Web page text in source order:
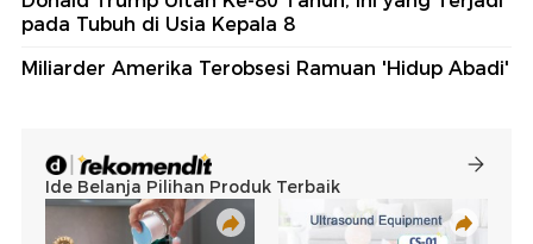
pada Tubuh di Usia Kepala 8
Miliarder Amerika Terobsesi Ramuan 'Hidup Abadi'